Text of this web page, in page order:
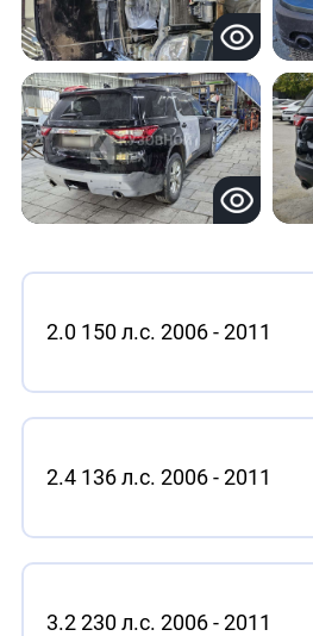
2.0 150 л.с. 2006 - 2011
2.4 136 л.с. 2006 - 2011
3.2 230 л.с. 2006 - 2011